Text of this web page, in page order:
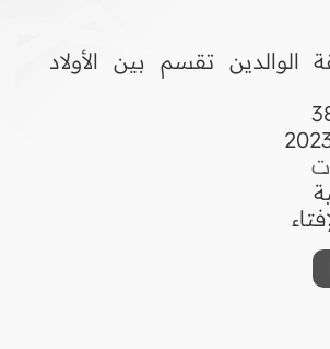
الوالدين تقسم بين الأولاد